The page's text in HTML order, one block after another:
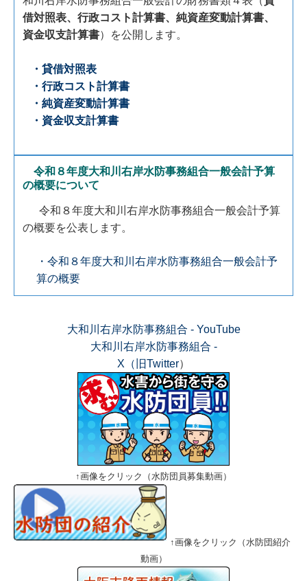
団員・協力団体募集
借対照表、行政コスト計算書、純資産変動計算書、
資金収支計算書）を公開します。
・貸借対照表
・行政コスト計算書
・純資産変動計算書
・資金収支計算書
令和８年度大和川右岸水防事務組合一般会計予算
の概要について
令和８年度大和川右岸水防事務組合一般会計予算
の概要を公表します。
・令和８年度大和川右岸水防事務組合一般会計予
算の概要
大和川右岸水防事務組合 - YouTube
大和川右岸水防事務組合 -
X（旧Twitter）
↑画像をクリック（水防団員募集動画）
↑画像をクリック（水防団紹介
動画）